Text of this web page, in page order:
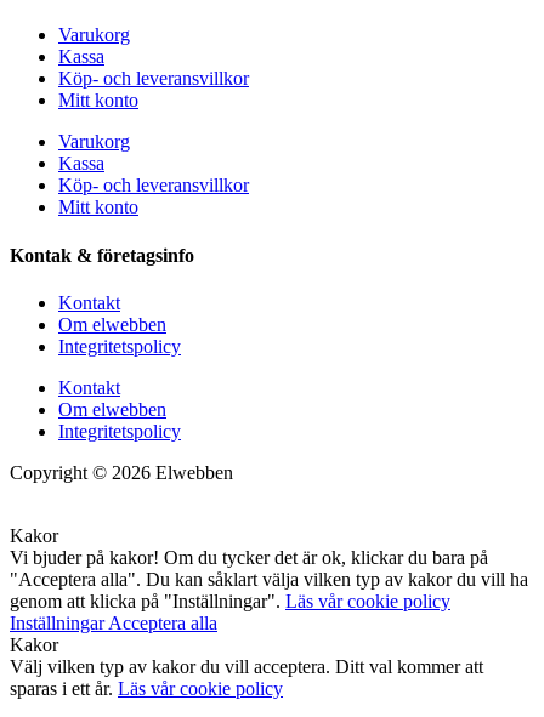
Varukorg
Kassa
Köp- och leveransvillkor
Mitt konto
Varukorg
Kassa
Köp- och leveransvillkor
Mitt konto
Kontak & företagsinfo
Kontakt
Om elwebben
Integritetspolicy
Kontakt
Om elwebben
Integritetspolicy
Copyright © 2026 Elwebben
Kakor
Vi bjuder på kakor! Om du tycker det är ok, klickar du bara på
"Acceptera alla". Du kan såklart välja vilken typ av kakor du vill ha
genom att klicka på "Inställningar". Läs vår cookie policy
InställningarAcceptera alla
Kakor
Välj vilken typ av kakor du vill acceptera. Ditt val kommer att
sparas i ett år. Läs vår cookie policy